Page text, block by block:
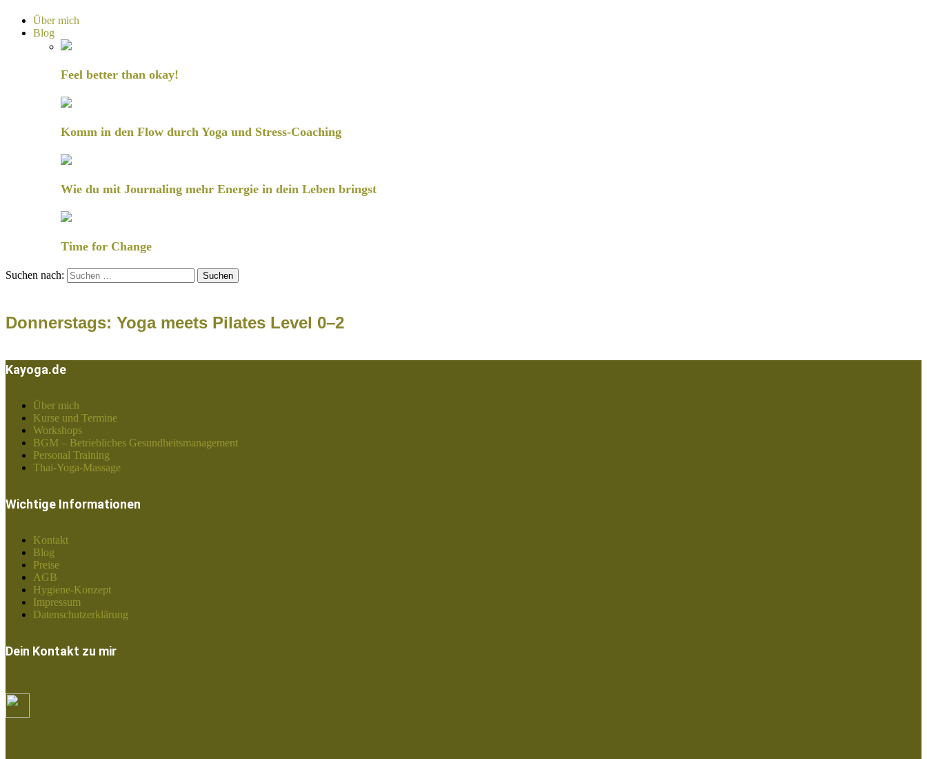
Über mich
Blog
Feel better than okay!
Komm in den Flow durch Yoga und Stress-Coaching
Wie du mit Journaling mehr Energie in dein Leben bringst
Time for Change
Suchen nach:
Donnerstags: Yoga meets Pilates Level 0–2
Kayoga.de
Über mich
Kurse und Termine
Workshops
BGM – Betriebliches Gesundheitsmanagement
Personal Training
Thai-Yoga-Massage
Wichtige Informationen
Kontakt
Blog
Preise
AGB
Hygiene-Konzept
Impressum
Datenschutzerklärung
Dein Kontakt zu mir